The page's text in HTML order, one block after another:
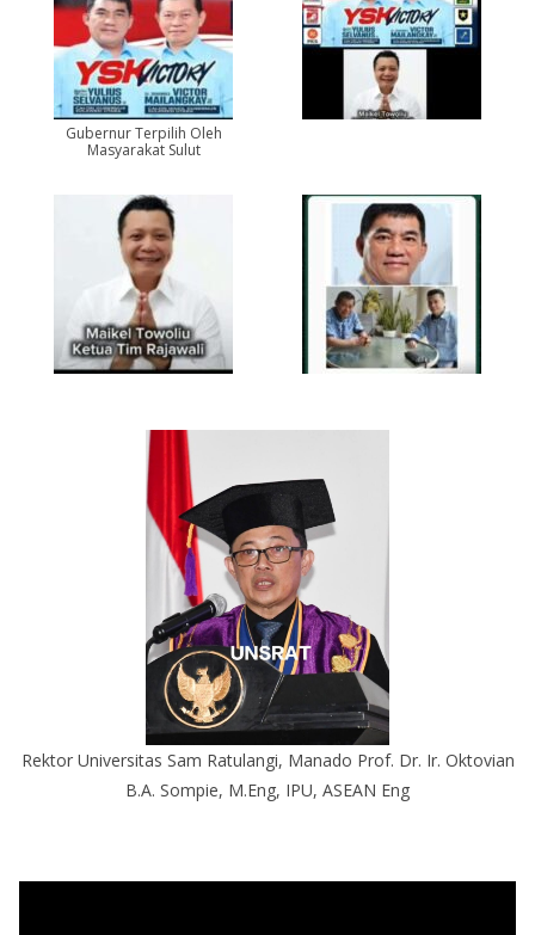
Gubernur Terpilih Oleh
Masyarakat Sulut
Rektor Universitas Sam Ratulangi, Manado Prof. Dr. Ir. Oktovian
B.A. Sompie, M.Eng, IPU, ASEAN Eng